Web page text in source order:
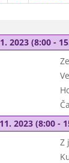
2023 (8:00 -
2023 (8:00 -
Z